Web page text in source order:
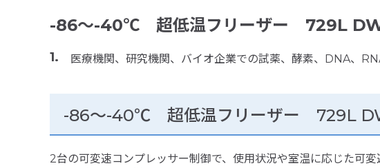
-86～-40℃ 超低温フリーザー 729L
医療機関、研究機関、バイオ企業での試薬、酵素、DNA、
-86～-40℃ 超低温フリーザー 729L
2台の可変速コンプレッサー制御で、使用状況や室温に応じた可